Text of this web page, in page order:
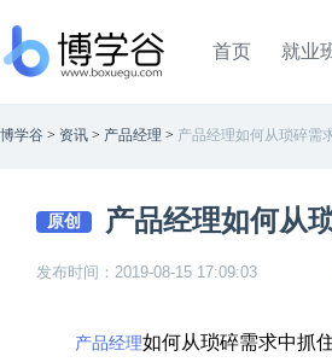
首页 就业
博学谷 > 资讯 > 产品经理 > 产品经理如何从琐碎需
原创 产品经理如何从
发布时间：2019-08-15 17:09:03
产品经理如何从琐碎需求中抓